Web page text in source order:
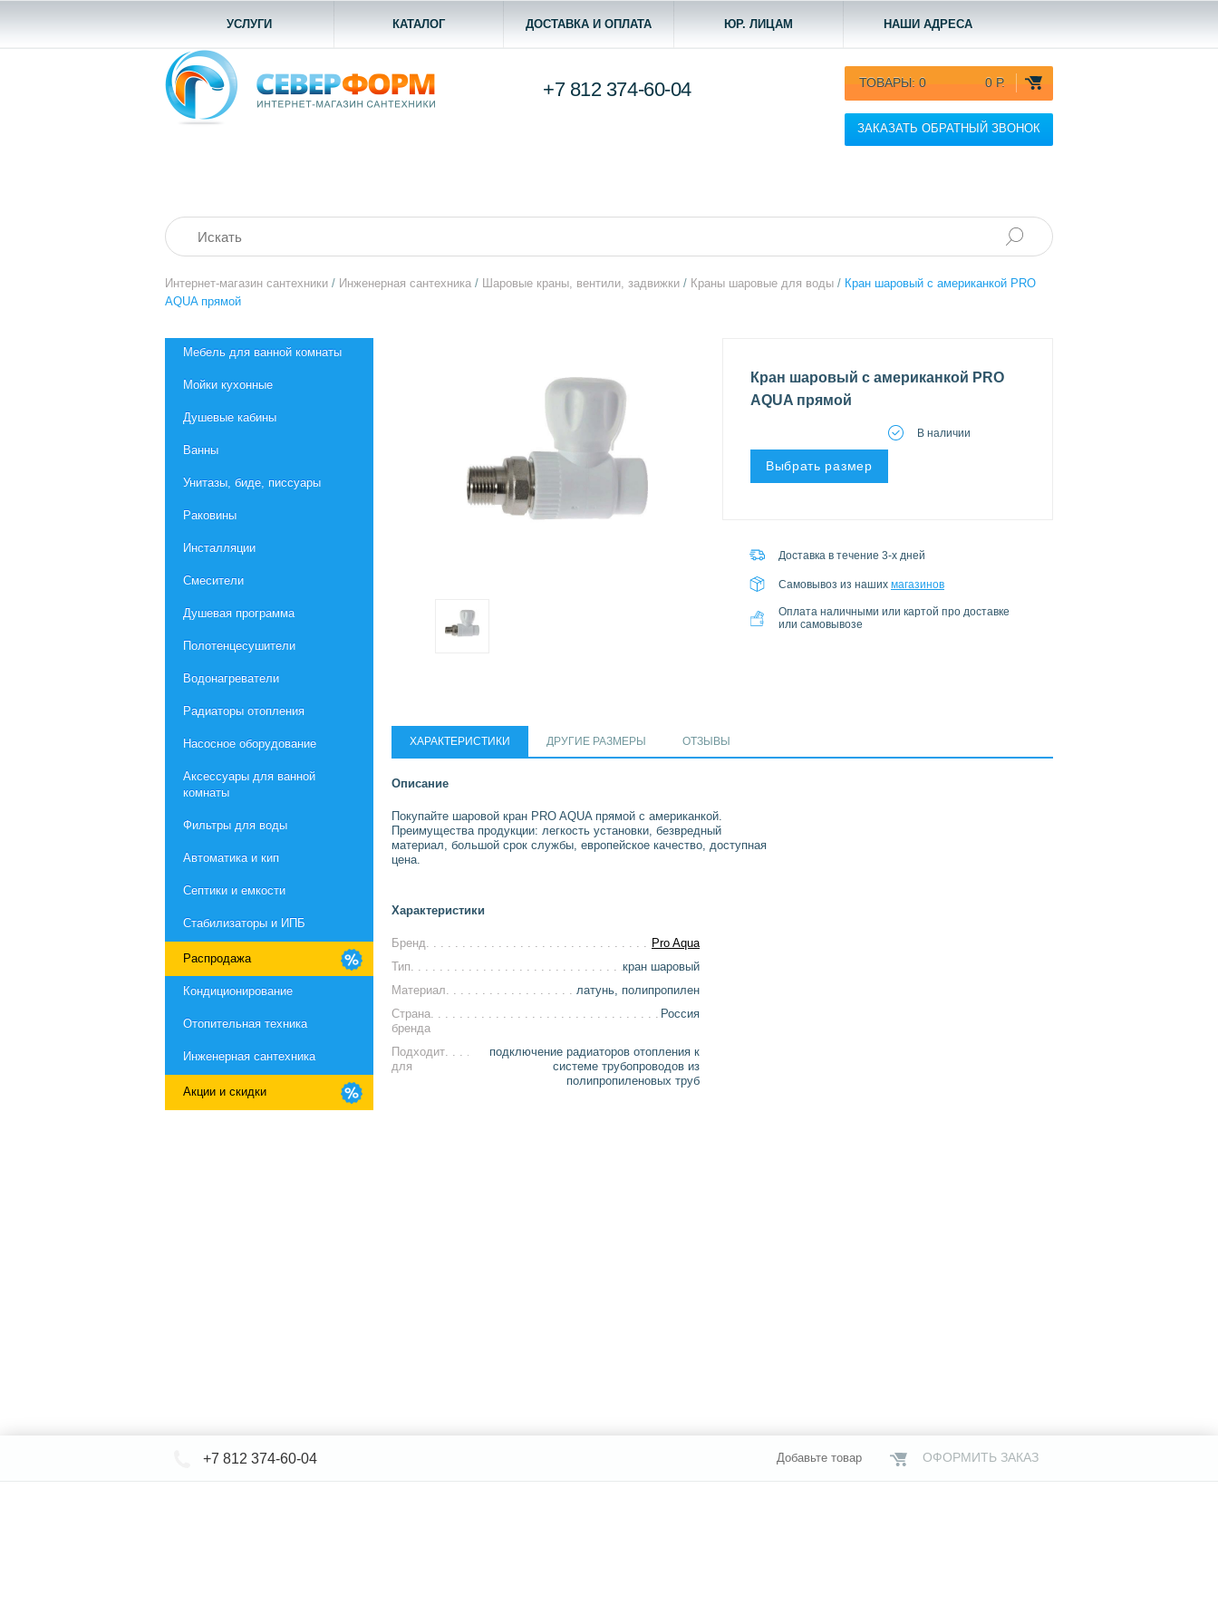
УСЛУГИ КАТАЛОГ ДОСТАВКА И ОПЛАТА ЮР. ЛИЦАМ НАШИ АДРЕСА
ТОВАРЫ: 0 0 Р.
ЗАКАЗАТЬ ОБРАТНЫЙ ЗВОНОК
+7 812 374-60-04
Интернет-магазин сантехники / Инженерная сантехника / Шаровые краны, вентили, задвижки / Краны шаровые для воды / Кран шаровый с американкой PRO
AQUA прямой
Мебель для ванной комнаты
Мойки кухонные
Душевые кабины
Ванны
Унитазы, биде, писсуары
Раковины
Инсталляции
Смесители
Душевая программа
Полотенцесушители
Водонагреватели
Радиаторы отопления
Насосное оборудование
Aксессуары для ванной
комнаты
Фильтры для воды
Автоматика и кип
Септики и емкости
Стабилизаторы и ИПБ
Распродажа
Кондиционирование
Отопительная техника
Инженерная сантехника
Акции и скидки
Кран шаровый с американкой PRO
AQUA прямой
В наличии
Выбрать размер
Доставка в течение 3-х дней
Самовывоз из наших магазинов
Оплата наличными или картой про доставке
или самовывозе
ХАРАКТЕРИСТИКИ ДРУГИЕ РАЗМЕРЫ ОТЗЫВЫ
Описание
Покупайте шаровой кран PRO AQUA прямой с американкой.
Преимущества продукции: легкость установки, безвредный
материал, большой срок службы, европейское качество, доступная
цена.
Характеристики
Бренд
Pro Aqua
Тип
кран шаровый
Материал
латунь, полипропилен
Страна
бренда
Россия
Подходит
для
подключение радиаторов отопления к
системе трубопроводов из
полипропиленовых труб
+7 812 374-60-04 Добавьте товар ОФОРМИТЬ ЗАКАЗ